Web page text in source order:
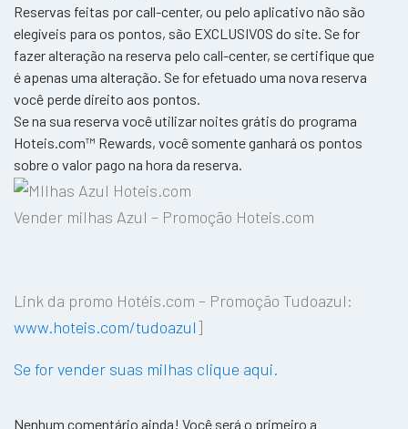
Reservas feitas por call-center, ou pelo aplicativo não são
elegíveis para os pontos, são EXCLUSIVOS do site. Se for
fazer alteração na reserva pelo call-center, se certifique que
é apenas uma alteração. Se for efetuado uma nova reserva
você perde direito aos pontos.
Se na sua reserva você utilizar noites grátis do programa
Hoteis.com™ Rewards, você somente ganhará os pontos
sobre o valor pago na hora da reserva.
Vender milhas Azul – Promoção Hoteis.com
Link da promo Hotéis.com – Promoção Tudoazul:
www.hoteis.com/tudoazul]
Se for vender suas milhas clique aqui.
Nenhum comentário ainda! Você será o primeiro a